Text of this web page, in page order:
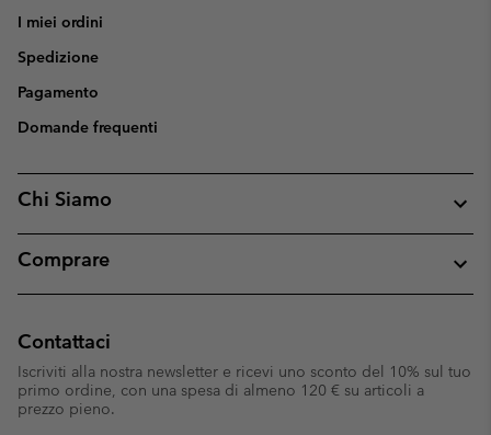
I miei ordini
Spedizione
Pagamento
Domande frequenti
Chi Siamo
Comprare
Contattaci
Iscriviti alla nostra newsletter e ricevi uno sconto del 10% sul tuo
primo ordine, con una spesa di almeno 120 € su articoli a
prezzo pieno.